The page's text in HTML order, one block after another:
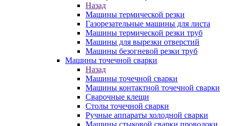
Назад
Машины термической резки
Газорезательные машины для листа
Машины термической резки труб
Машины для вырезки отверстий
Машины безогневой резки труб
Машины точечной сварки
Назад
Машины точечной сварки
Машины контактной точечной сварки
Сварочные клещи
Столы точечной сварки
Ручные аппараты холодной сварки
Машины стыковой сварки проволоки